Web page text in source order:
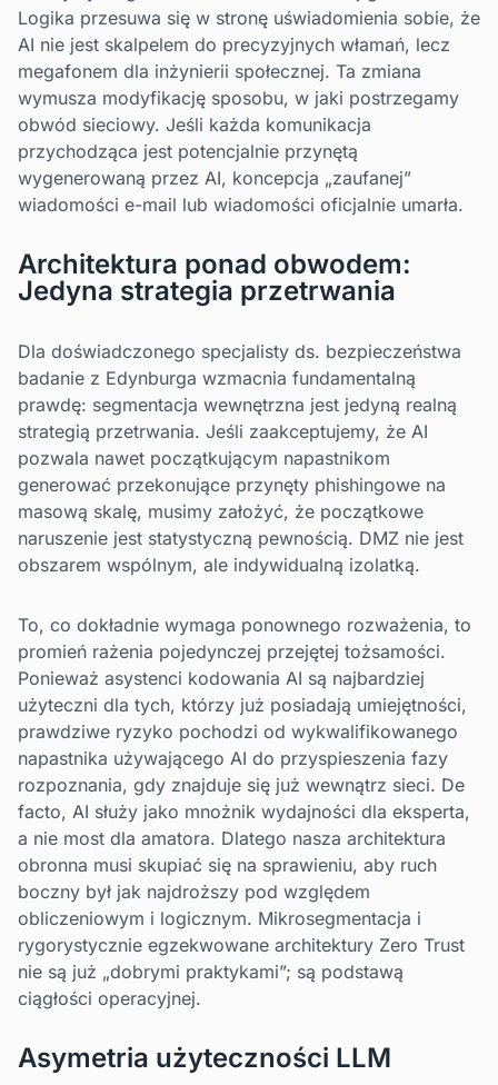
Logika przesuwa się w stronę uświadomienia sobie, że
AI nie jest skalpelem do precyzyjnych włamań, lecz
megafonem dla inżynierii społecznej. Ta zmiana
wymusza modyfikację sposobu, w jaki postrzegamy
obwód sieciowy. Jeśli każda komunikacja
przychodząca jest potencjalnie przynętą
wygenerowaną przez AI, koncepcja „zaufanej”
wiadomości e-mail lub wiadomości oficjalnie umarła.
Architektura ponad obwodem:
Jedyna strategia przetrwania
Dla doświadczonego specjalisty ds. bezpieczeństwa
badanie z Edynburga wzmacnia fundamentalną
prawdę: segmentacja wewnętrzna jest jedyną realną
strategią przetrwania. Jeśli zaakceptujemy, że AI
pozwala nawet początkującym napastnikom
generować przekonujące przynęty phishingowe na
masową skalę, musimy założyć, że początkowe
naruszenie jest statystyczną pewnością. DMZ nie jest
obszarem wspólnym, ale indywidualną izolatką.
To, co dokładnie wymaga ponownego rozważenia, to
promień rażenia pojedynczej przejętej tożsamości.
Ponieważ asystenci kodowania AI są najbardziej
użyteczni dla tych, którzy już posiadają umiejętności,
prawdziwe ryzyko pochodzi od wykwalifikowanego
napastnika używającego AI do przyspieszenia fazy
rozpoznania, gdy znajduje się już wewnątrz sieci. De
facto, AI służy jako mnożnik wydajności dla eksperta,
a nie most dla amatora. Dlatego nasza architektura
obronna musi skupiać się na sprawieniu, aby ruch
boczny był jak najdroższy pod względem
obliczeniowym i logicznym. Mikrosegmentacja i
rygorystycznie egzekwowane architektury Zero Trust
nie są już „dobrymi praktykami”; są podstawą
ciągłości operacyjnej.
Asymetria użyteczności LLM